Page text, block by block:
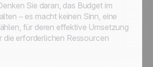
Sie daran, das Budget im
– es macht keinen Sinn, eine
für deren effektive Umsetzung
die erforderlichen Ressourcen